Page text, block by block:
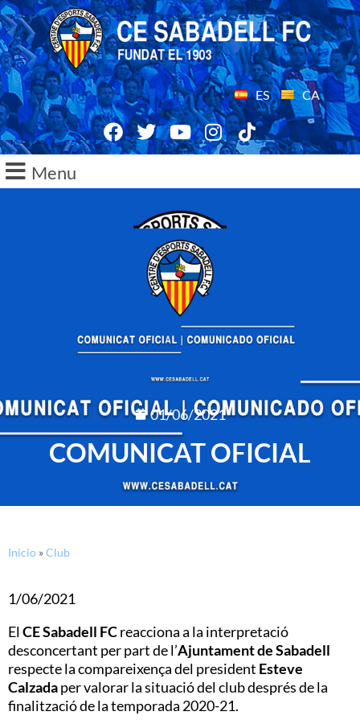
ES CA
Menu
01/06/2021
COMUNICAT OFICIAL
Inicio »Club
1/06/2021
ElCE Sabadell FCreacciona a la interpretació
desconcertant per part de l’Ajuntament de Sabadell
respecte la compareixença del president Esteve
Calzadaper valorar la situació del club després de la
finalització de la temporada 2020-21.